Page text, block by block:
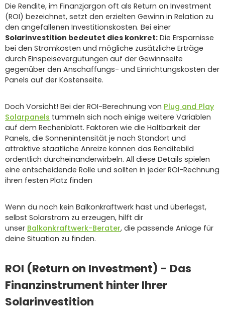
Die Rendite, im Finanzjargon oft als Return on Investment
(ROI) bezeichnet, setzt den erzielten Gewinn in Relation zu
den angefallenen Investitionskosten. Bei einer
Solarinvestition bedeutet dies konkret: Die Ersparnisse
bei den Stromkosten und mögliche zusätzliche Erträge
durch Einspeisevergütungen auf der Gewinnseite
gegenüber den Anschaffungs- und Einrichtungskosten der
Panels auf der Kostenseite.
Doch Vorsicht! Bei der ROI-Berechnung von Plug and Play
Solarpanels tummeln sich noch einige weitere Variablen
auf dem Rechenblatt. Faktoren wie die Haltbarkeit der
Panels, die Sonnenintensität je nach Standort und
attraktive staatliche Anreize können das Renditebild
ordentlich durcheinanderwirbeln. All diese Details spielen
eine entscheidende Rolle und sollten in jeder ROI-Rechnung
ihren festen Platz finden
Wenn du noch kein Balkonkraftwerk hast und überlegst,
selbst Solarstrom zu erzeugen, hilft dir
unser Balkonkraftwerk-Berater, die passende Anlage für
deine Situation zu finden.
ROI (Return on Investment) - Das
Finanzinstrument hinter Ihrer
Solarinvestition